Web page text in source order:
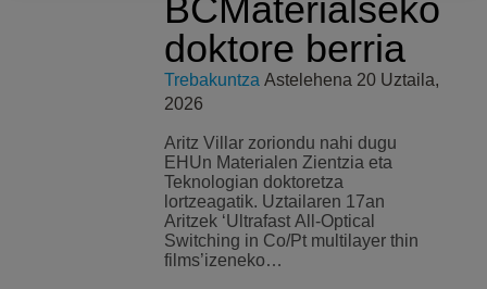
BCMaterialseko
doktore berria
Trebakuntza Astelehena 20 Uztaila,
2026
Aritz Villar zoriondu nahi dugu
EHUn Materialen Zientzia eta
Teknologian doktoretza
lortzeagatik. Uztailaren 17an
Aritzek ‘Ultrafast All-Optical
Switching in Co/Pt multilayer thin
films’izeneko…